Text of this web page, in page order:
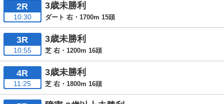
2R
10:30
3歳未勝利
ダート 右・1700m 15頭
3R
10:55
3歳未勝利
芝 右・1200m 16頭
4R
11:25
3歳未勝利
芝 右・1800m 16頭